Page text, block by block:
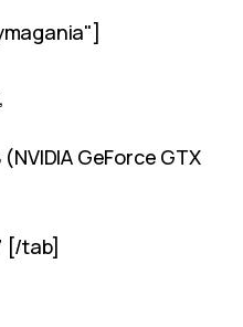
GeForce GTX
[/tab]